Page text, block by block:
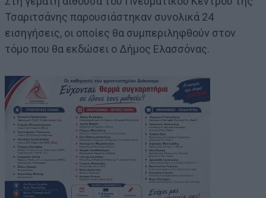
Τσαριτσάνης παρουσιάστηκαν συνολικά 24
εισηγήσεις, οι οποίες θα συμπεριληφθούν στον
τόμο που θα εκδώσει ο Δήμος Ελασσόνας.